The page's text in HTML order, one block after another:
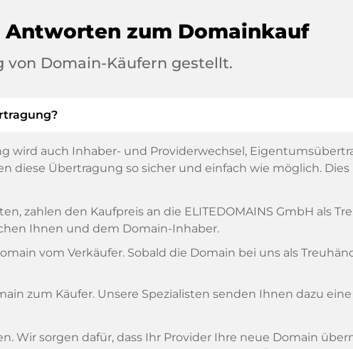
Antworten zum Domainkauf
von Domain-Käufern gestellt.
wird auch Inhaber- und Providerwechsel,
diese Übertragung so sicher und einfach wie möglich.
zahlen den Kaufpreis an die ELITEDOMAINS GmbH als
Ihnen und dem Domain-Inhaber.
vom Verkäufer. Sobald die Domain bei uns als
zum Käufer. Unsere Spezialisten senden Ihnen dazu
Wir sorgen dafür, dass Ihr Provider Ihre neue Domain